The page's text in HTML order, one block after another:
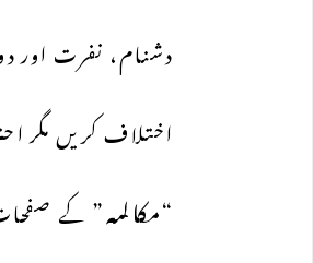
دشنام، نفرت
اختلاف کریں مگر
“مکالمہ” کے